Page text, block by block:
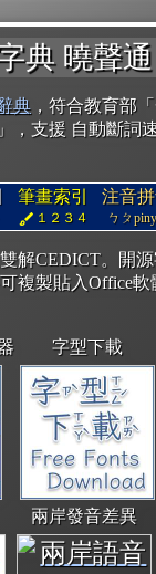
典 曉聲通
典 ，符合教育部
，支援 自動斷詞
筆畫索引
１２３４
注音
ㄅㄆ
解CEDICT。開
可複製貼入Office
字型下載
兩岸發音差異